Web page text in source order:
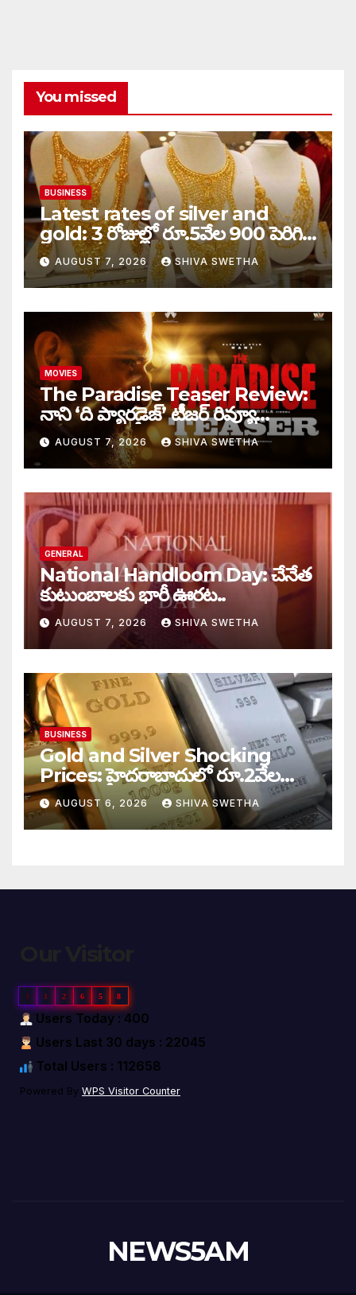
You missed
BUSINESS
Latest rates of silver and
gold: 3 రోజుల్లో రూ.5వేల 900 పెరిగిన
తులం గోల్డ్…
AUGUST 7, 2026 SHIVA SWETHA
MOVIES
The Paradise Teaser Review:
నాని ‘ది ప్యారడైజ్’ టీజర్ రివ్యూ…
AUGUST 7, 2026 SHIVA SWETHA
GENERAL
National Handloom Day: చేనేత
కుటుంబాలకు భారీ ఊరట..
AUGUST 7, 2026 SHIVA SWETHA
BUSINESS
Gold and Silver Shocking
Prices: హైదరాబాదులో రూ.2వేల
900 పెరిగిన తులం రేటు…
AUGUST 6, 2026 SHIVA SWETHA
1 1 2 6 5 8
Users Today : 400
Users Last 30 days : 22045
Total Users : 112658
Powered By WPS Visitor Counter
NEWS5AM